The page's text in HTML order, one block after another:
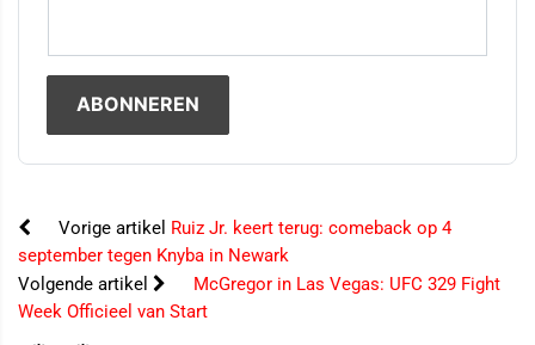
Vorige artikel Ruiz Jr. keert terug: comeback op 4
september tegen Knyba in Newark
Volgende artikel
McGregor in Las Vegas: UFC 329 Fight
Week Officieel van Start